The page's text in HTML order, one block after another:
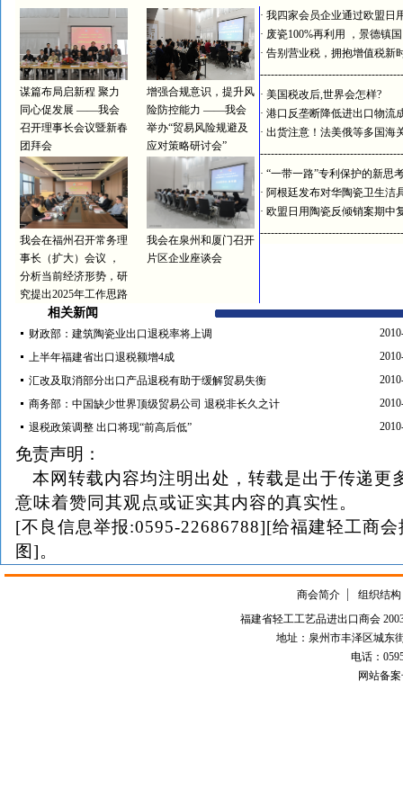
谋篇布局启新程 聚力
同心促发展 ——我会
召开理事长会议暨新春
团拜会
增强合规意识，提升风
险防控能力 ——我会
举办“贸易风险规避及
应对策略研讨会”
我会在福州召开常务理
事长（扩大）会议 ，
分析当前经济形势，研
究提出2025年工作思路
我会在泉州和厦门召开
片区企业座谈会
· 我四家会员企业通过欧盟日
· 废瓷100%再利用 ，景德镇
· 告别营业税，拥抱增值税新
· 美国税改后,世界会怎样?
· 港口反垄断降低进出口物流
· 出货注意！法美俄等多国海
· “一带一路”专利保护的新思
· 阿根廷发布对华陶瓷卫生洁
· 欧盟日用陶瓷反倾销案期中
相关新闻
财政部：建筑陶瓷业出口退税率将上调
上半年福建省出口退税额增4成
汇改及取消部分出口产品退税有助于缓解贸易失衡
商务部：中国缺少世界顶级贸易公司 退税非长久之计
退税政策调整 出口将现“前高后低”
免责声明：
本网转载内容均注明出处，转载是出于传递更
意味着赞同其观点或证实其内容的真实性。
[不良信息举报:0595-22686788][给福建轻工商
图]。
商会简介
组织结构
福建省轻工工艺品进出口商会
地址：泉州市丰泽区城东
电话：0595-
网站备